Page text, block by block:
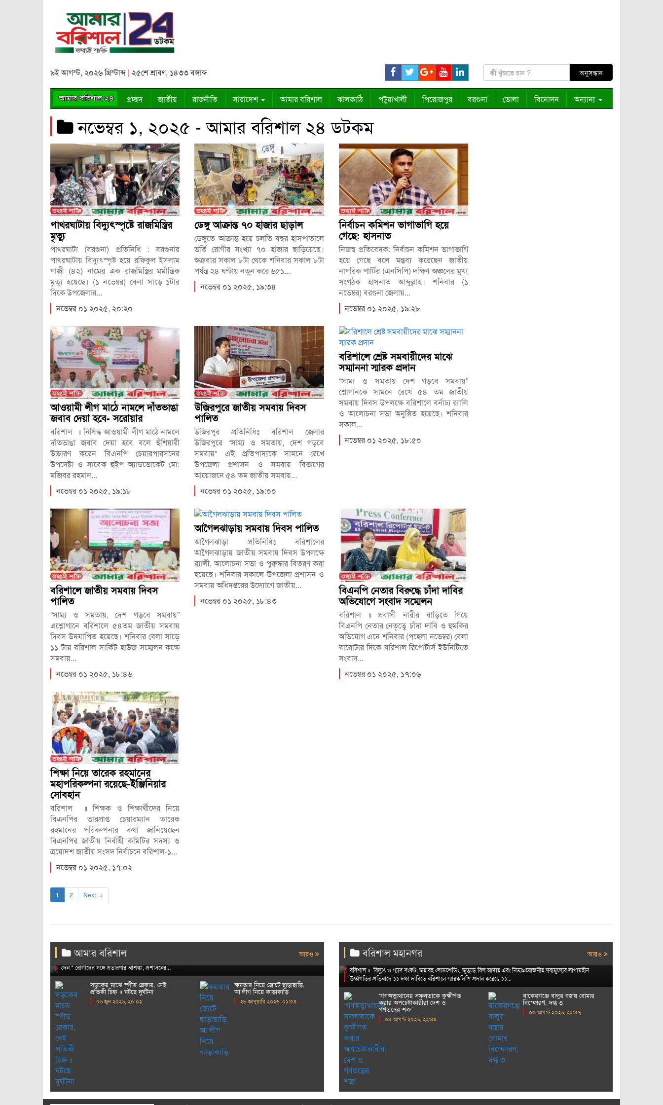
৯ই আগস্ট, ২০২৬ খ্রিস্টাব্দ | ২৫শে শ্রাবণ, ১৪৩৩ বঙ্গাব্দ
প্রচ্ছদ জাতীয় রাজনীতি সারাদেশ আমার বরিশাল ঝালকাঠি পটুয়াখালী পিরোজপুর বরগুনা ভোলা বিনোদন অন্যান্য
নভেম্বর ১, ২০২৫ - আমার বরিশাল ২৪ ডটকম
পাথরঘাটায় বিদ্যুৎস্পৃষ্টে রাজমিস্ত্রির
মৃত্যু
পাথরঘাটা (বরগুনা) প্রতিনিধি : বরগুনার
পাথরঘাটায় বিদ্যুৎস্পৃষ্ট হয়ে রফিকুল ইসলাম
গাজী (৪২) নামের এক রাজমিস্ত্রির মর্মান্তিক
মৃত্যু হয়েছে। (১ নভেম্বর) বেলা সাড়ে ১টার
দিকে উপজেলার...
নভেম্বর ০১ ২০২৫, ২০:২০
ডেঙ্গু আক্রান্ত ৭০ হাজার ছাড়াল
ডেঙ্গুতে আক্রান্ত হয়ে চলতি বছর হাসপাতালে
ভর্তি রোগীর সংখ্যা ৭০ হাজার ছাড়িয়েছে।
শুক্রবার সকাল ৮টা থেকে শনিবার সকাল ৮টা
পর্যন্ত ২৪ ঘণ্টায় নতুন করে ৬৫১...
নভেম্বর ০১ ২০২৫, ১৯:৩৪
নির্বাচন কমিশন ভাগাভাগি হয়ে
গেছে: হাসনাত
নিজস্ব প্রতিবেদক: নির্বাচন কমিশন ভাগাভাগি
হয়ে গেছে বলে মন্তব্য করেছেন জাতীয়
নাগরিক পার্টির (এনসিপি) দক্ষিণ অঞ্চলের মুখ্য
সংগঠক হাসনাত আব্দুল্লাহ। শনিবার (১
নভেম্বর) বরগুনা জেলায়...
নভেম্বর ০১ ২০২৫, ১৯:২৮
আওয়ামী লীগ মাঠে নামলে দাঁতভাঙা
জবাব দেয়া হবে- সরোয়ার
বরিশাল ॥ নিষিদ্ধ আওয়ামী লীগ মাঠে নামলে
দাঁতভাঙা জবাব দেয়া হবে বলে হুঁশিয়ারী
উচ্চারণ করেন বিএনপি চেয়ারপারসনের
উপদেষ্টা ও সাবেক হুইপ অ্যাডভোকেট মো:
মজিবর রহমান...
নভেম্বর ০১ ২০২৫, ১৯:১৮
উজিরপুরে জাতীয় সমবায় দিবস
পালিত
উজিরপুর প্রতিনিধিঃ বরিশাল জেলার
উজিরপুরে “সাম্য ও সমতায়, দেশ গড়বে
সমবায়” এই প্রতিপাদ্যকে সামনে রেখে
উপজেলা প্রশাসন ও সমবায় বিভাগের
আয়োজনে ৫৪ তম জাতীয় সমবায়...
নভেম্বর ০১ ২০২৫, ১৯:০০
বরিশালে শ্রেষ্ট সমবায়ীদের মাঝে
সম্মাননা স্মারক প্রদান
“সাম্য ও সমতায় দেশ গড়বে সমবায়”
শ্লোগানকে সামনে রেখে ৫৪ তম জাতীয়
সমবায় দিবস উপলক্ষে বরিশালে বর্নাঢ্য র‌্যালি
ও আলোচনা সভা অনুষ্ঠিত হয়েছে। শনিবার
সকাল...
নভেম্বর ০১ ২০২৫, ১৮:৫০
বরিশালে জাতীয় সমবায় দিবস
পালিত
“সাম্য ও সমতায়, দেশ গড়বে সমবায়”
এশ্লোগানে বরিশালে ৫৪তম জাতীয় সমবায়
দিবস উদযাপিত হয়েছে। শনিবার বেলা সাড়ে
১১ টায় বরিশাল সার্কিট হাউজ সম্মেলন কক্ষে
সমবায়...
নভেম্বর ০১ ২০২৫, ১৮:৪৬
আগৈলঝাড়ায় সমবায় দিবস পালিত
আগৈলঝাড়া প্রতিনিধিঃ বরিশালের
আগৈলঝাড়ায় জাতীয় সমবায় দিবস উপলক্ষে
র‌্যালী, আলোচনা সভা ও পুরুস্কার বিতরণ করা
হয়েছে। শনিবার সকালে উপজেলা প্রশাসন ও
সমবায় অধিদপ্তরের উদ্যোগে জাতীয়...
নভেম্বর ০১ ২০২৫, ১৮:৪৩
বিএনপি নেতার বিরুদ্ধে চাঁদা দাবির
অভিযোগে সংবাদ সম্মেলন
বরিশাল ॥ প্রবাসী নারীর বাড়িতে গিয়ে
বিএনপি নেতার নেতৃত্বে চাঁদা দাবি ও হুমকির
অভিযোগ এনে শনিবার (পহেলা নভেম্বর) বেলা
বারোটার দিকে বরিশাল রিপোর্টার্স ইউনিটিতে
সংবাদ...
নভেম্বর ০১ ২০২৫, ১৭:০৬
শিক্ষা নিয়ে তারেক রহমানের
মহাপরিকল্পনা রয়েছে-ইঞ্জিনিয়ার
সোবহান
বরিশাল ॥ শিক্ষক ও শিক্ষার্থীদের নিয়ে
বিএনপির ভারপ্রাপ্ত চেয়ারম্যান তারেক
রহমানের পরিকল্পনার কথা জানিয়েছেন
বিএনপির জাতীয় নির্বাহী কমিটির সদস্য ও
ত্রয়োদশ জাতীয় সংসদ নির্বাচনে বরিশাল-১...
নভেম্বর ০১ ২০২৫, ১৭:০২
1 2 Next →
আমার বরিশাল আরও
এমবিবিএস পাশ ছাড়াই তিনি বড় ‘চিকিৎসক’
* প্যারামেডিকেল কোর্স করেই নিজেকে চিকিৎসক দাবি করেন শুভ * ছোট-বড় অস্ত্রোপচার থেকে শুরু করে সব ধরনের চিকিৎসা
দেন * রোগীদের সঙ্গে প্রতারণার আশঙ্কা, প্রশাসনের...
সড়কের মাঝে স্পীড ব্রেকার, নেই
প্রতিকী চিহ্ন ॥ ঘটছে দুর্ঘটনা
০৬ জুন ২০২৬, ২০:০২
ক্ষমতার নিয়ে জোটে ছাড়াছাড়ি,
আ‘লীগ নিয়ে কাড়াকাড়ি
২৮ জানুয়ারি ২০২৬, ০১:৫৪
বরিশাল মহানগর আরও
গ্যাস সংকট, লোডশেডিং, বিদ্যুতের মূল্য বৃদ্ধির প্রতিবাদে
বরিশালে প্রধানমন্ত্রীর কাছে স্মারকলিপি
বরিশাল ॥ বিদ্যুৎ ও গ্যাস সংকট, ভয়াবহ লোডশেডিং, ভূতুড়ে বিল আদায় এবং নিত্যপ্রয়োজনীয় দ্রব্যমূল্যের লাগামহীন
ঊর্ধ্বগতির প্রতিবাদে ১১ দফা দাবিতে বরিশালে স্মারকলিপি প্রদান করেছে ১১...
‘গণঅভ্যুত্থানের সফলতাকে কুক্ষীগত
করার অপচেষ্টাকারীরা দেশ ও
গণতন্ত্রের শত্রু’
০৪ আগস্ট ২০২৬, ২২:৪৪
বাকেরগঞ্জে বালুর বস্তায় বোমার
বিস্ফোরণ, দগ্ধ ৩
০৩ আগস্ট ২০২৬, ২১:৪৭